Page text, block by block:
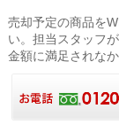
売却予定の商品を
い。担当スタッフ
金額に満足されな